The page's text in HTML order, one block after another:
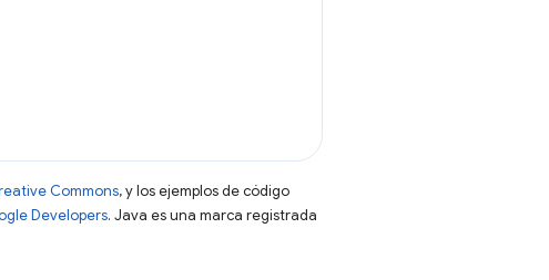
Commons, y los ejemplos de código
Developers. Java es una marca registrada